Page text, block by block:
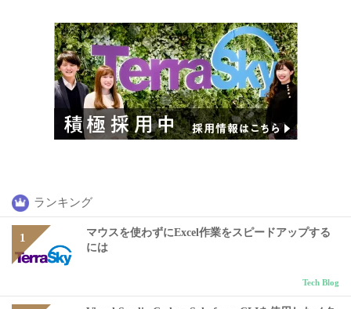
ランキング
マウスを使わずにExcel作業をスピードアップする
には
Tech Blog